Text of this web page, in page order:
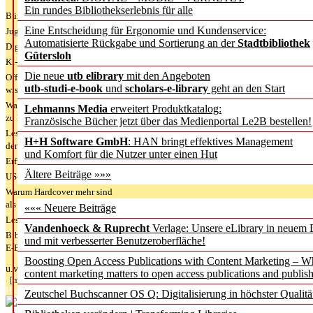
Ein rundes Bibliothekserlebnis für alle
Eine Entscheidung für Ergonomie und Kundenservice:
Automatisierte Rückgabe und Sortierung an derStadtbibliothek
Gütersloh
Die neue utb elibrary mit den Angeboten
utb-studi-e-book und scholars-e-library geht an den Start
Lehmanns Media erweitert Produktkatalog:
Französische Bücher jetzt über das Medienportal Le2B bestellen!
H+H Software GmbH: HAN bringt effektives Management
und Komfort für die Nutzer unter einen Hut
Ältere Beiträge »»»
««« Neuere Beiträge
Vandenhoeck & Ruprecht Verlage: Unsere eLibrary in neuem
und mit verbesserter Benutzeroberfläche!
Boosting Open Access Publications with Content Marketing –
content marketing matters to open access publications and
Zeutschel Buchscanner OS Q: Digitalisierung in höchster
Bürgerforum fordert mehr Medienbildung, Plattformregeln und lokale
Jugendliche wollen besseren Schutz, aber keine einfachen Social-Media-Verbote
Digitale Langzeit­archi­vierung braucht klare Regeln
KI-Chatbots werden Teil der wissenschaftlichen Informationssuche
Offene Infrastrukturen für
wissenschaftliche Informationssysteme
Warum die Debatte über KI-Texte
zu kurz greift
Lesen als Grundlage
demokratischer Resilienz
Erfundene Quellen
US-Bibliotheken neue Lieferwege
Warum Hardcover mehr sind
als schöne Schutzumschläge
Lesen auf Papier oder auf dem Bildschirm?
Bibliotheksverbände fordern neue
E-Book-Modelle von großen Verlagen
u.v.m.
[mehr]
Hier geht es zur Newsletter-Anmeldung